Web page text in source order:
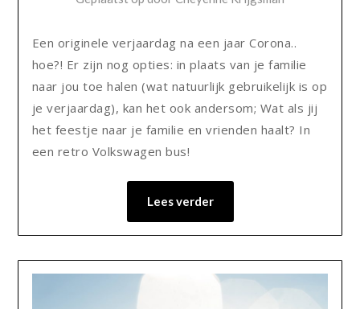
Een originele verjaardag na een jaar Corona..
hoe?! Er zijn nog opties: in plaats van je familie
naar jou toe halen (wat natuurlijk gebruikelijk is op
je verjaardag), kan het ook andersom; Wat als jij
het feestje naar je familie en vrienden haalt? In
een retro Volkswagen bus!
Lees verder